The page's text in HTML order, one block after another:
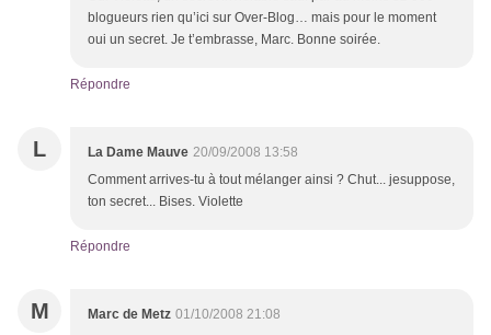
blogueurs rien qu’ici sur Over-Blog… mais pour le moment
oui un secret. Je t’embrasse, Marc. Bonne soirée.
Répondre
L La Dame Mauve 20/09/2008 13:58
Comment arrives-tu à tout mélanger ainsi ? Chut... jesuppose,
ton secret... Bises. Violette
Répondre
M Marc de Metz 01/10/2008 21:08